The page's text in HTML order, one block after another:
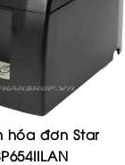
hóa đơn Star